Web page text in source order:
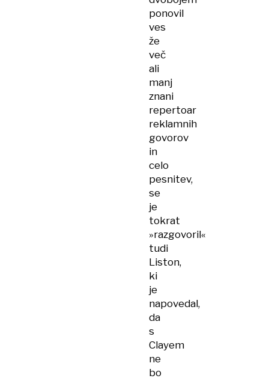
ponovil
ves
že
več
ali
manj
znani
repertoar
reklamnih
govorov
in
celo
pesnitev,
se
je
tokrat
»razgovoril«
tudi
Liston,
ki
je
napovedal,
da
s
Clayem
ne
bo